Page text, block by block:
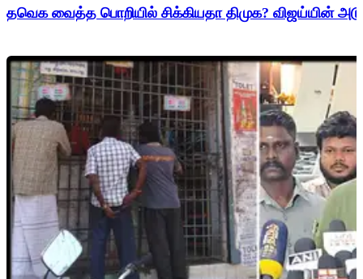
தவெக வைத்த பொறியில் சிக்கியதா திமுக? விஜய்யின்